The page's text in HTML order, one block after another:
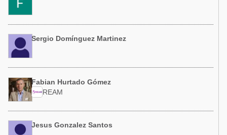
Sergio Domínguez Martinez
Fabian Hurtado Gómez
REAM
Jesus Gonzalez Santos